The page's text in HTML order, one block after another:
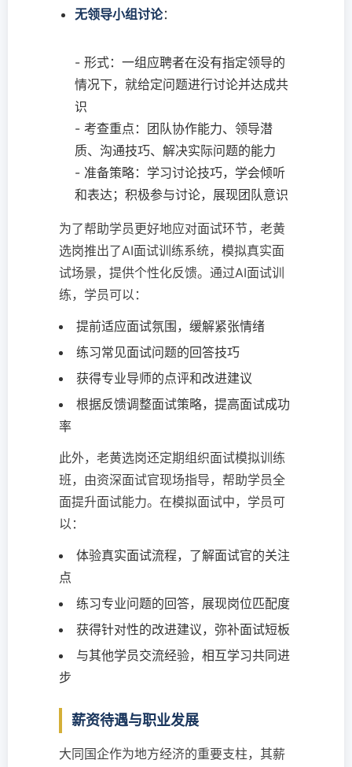
无领导小组讨论：
- 形式：一组应聘者在没有指定领导的
情况下，就给定问题进行讨论并达成共
识
- 考查重点：团队协作能力、领导潜
质、沟通技巧、解决实际问题的能力
- 准备策略：学习讨论技巧，学会倾听
和表达；积极参与讨论，展现团队意识
为了帮助学员更好地应对面试环节，老黄
选岗推出了AI面试训练系统，模拟真实面
试场景，提供个性化反馈。通过AI面试训
练，学员可以：
提前适应面试氛围，缓解紧张情绪
练习常见面试问题的回答技巧
获得专业导师的点评和改进建议
根据反馈调整面试策略，提高面试成功
率
此外，老黄选岗还定期组织面试模拟训练
班，由资深面试官现场指导，帮助学员全
面提升面试能力。在模拟面试中，学员可
以：
体验真实面试流程，了解面试官的关注
点
练习专业问题的回答，展现岗位匹配度
获得针对性的改进建议，弥补面试短板
与其他学员交流经验，相互学习共同进
步
薪资待遇与职业发展
大同国企作为地方经济的重要支柱，其薪